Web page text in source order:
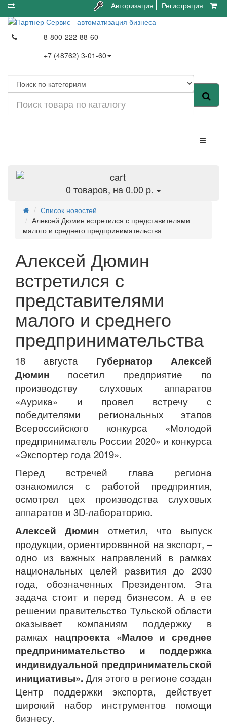
Авторизация Регистрация
8-800-222-88-60
+7 (48762) 3-01-60
0 товаров, на 0.00 р.
Список новостей
Алексей Дюмин встретился с представителями
малого и среднего предпринимательства
Алексей Дюмин
встретился с
представителями
малого и среднего
предпринимательства
18 августа Губернатор Алексей
Дюмин посетил предприятие по
производству слуховых аппаратов
«Аурика» и провел встречу с
победителями региональных этапов
Всероссийского конкурса «Молодой
предприниматель России 2020» и конкурса
«Экспортер года 2019».
Перед встречей глава региона
ознакомился с работой предприятия,
осмотрел цех производства слуховых
аппаратов и 3D-лабораторию.
Алексей Дюмин отметил, что выпуск
продукции, ориентированной на экспорт, –
одно из важных направлений в рамках
национальных целей развития до 2030
года, обозначенных Президентом. Эта
задача стоит и перед бизнесом. А в ее
решении правительство Тульской области
оказывает компаниям поддержку в
рамках нацпроекта «Малое и среднее
предпринимательство и поддержка
индивидуальной предпринимательской
инициативы». Для этого в регионе создан
Центр поддержки экспорта, действует
широкий набор инструментов помощи
бизнесу.